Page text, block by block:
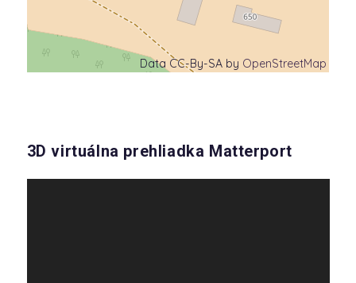
Data CC-By-SA by OpenStreetMap
3D virtuálna prehliadka Matterport